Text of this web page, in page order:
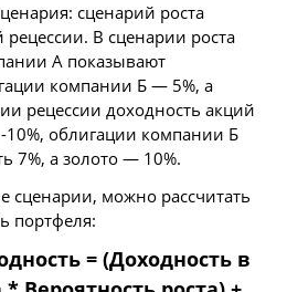
сценарий роста
В сценарии роста
А показывают
компании Б — 5%, а
рецессии доходность акций
облигации компании Б
7%, а золото — 10%.
сценарии, можно рассчитать
портфеля:
= (Доходность в